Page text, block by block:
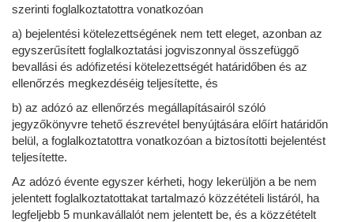
szerinti foglalkoztatottra vonatkozóan
a) bejelentési kötelezettségének nem tett eleget, azonban az
egyszerűsített foglalkoztatási jogviszonnyal összefüggő
bevallási és adófizetési kötelezettségét határidőben és az
ellenőrzés megkezdéséig teljesítette, és
b) az adózó az ellenőrzés megállapításairól szóló
jegyzőkönyvre tehető észrevétel benyújtására előírt határidőn
belül, a foglalkoztatottra vonatkozóan a biztosítotti bejelentést
teljesítette.
Az adózó évente egyszer kérheti, hogy lekerüljön a be nem
jelentett foglalkoztatottakat tartalmazó közzétételi listáról, ha
legfeljebb 5 munkavállalót nem jelentett be, és a közzétételt